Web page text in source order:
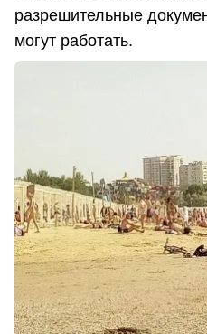
разрешительные
могут работать.